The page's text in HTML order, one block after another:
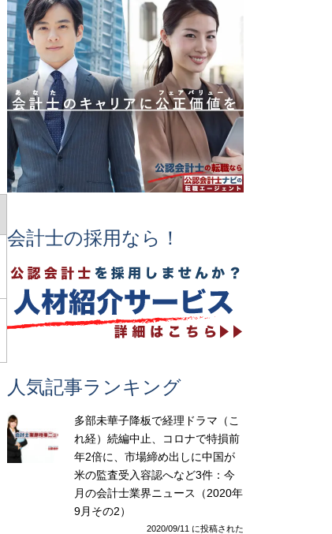
会計士の採用なら！
人気記事ランキング
多部未華子降板で経理ドラマ（こ
れ経）続編中止、コロナで特損前
年2倍に、市場締め出しに中国が
米の監査受入容認へなど3件：今
月の会計士業界ニュース（2020年
9月その2）
2020/09/11 に投稿された